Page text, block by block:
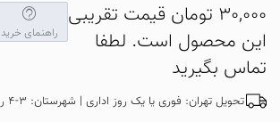
راهنمای خرید
30,000 تومان قیمت تقریبی
این محصول است. لطفا
تماس بگیرید
تحویل تهران: فوری یا یک روز اداری | شهرستان: 3-4 روز اداری